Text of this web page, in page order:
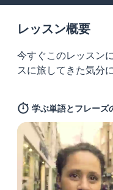
レッスン概要
今すぐこのレッスン
スに旅してきた気分
学ぶ単語とフレーズ